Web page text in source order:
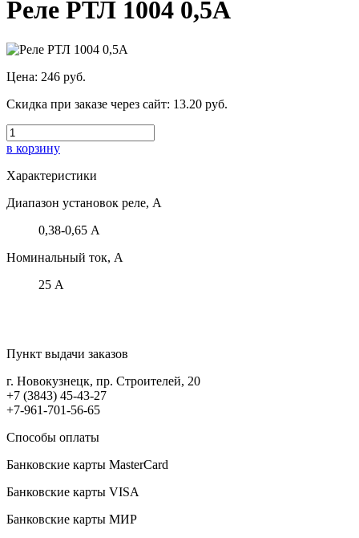
Реле РТЛ 1004 0,5А
Цена: 246 руб.
Скидка при заказе через сайт: 13.20 руб.
в корзину
Характеристики
Диапазон установок реле, А
0,38-0,65 А
Номинальный ток, А
25 А
Пункт выдачи заказов
г. Новокузнецк, пр. Строителей, 20
+7 (3843) 45-43-27
+7-961-701-56-65
Способы оплаты
Банковские карты MasterCard
Банковские карты VISA
Банковские карты МИР